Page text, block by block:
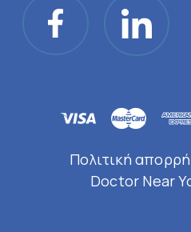
Πολιτική
Doctor Near